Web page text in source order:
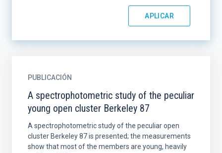
PUBLICACIÓN
A spectrophotometric study of the peculiar
young open cluster Berkeley 87
A spectrophotometric study of the peculiar open
cluster Berkeley 87 is presented; the measurements
show that most of the members are young, heavily